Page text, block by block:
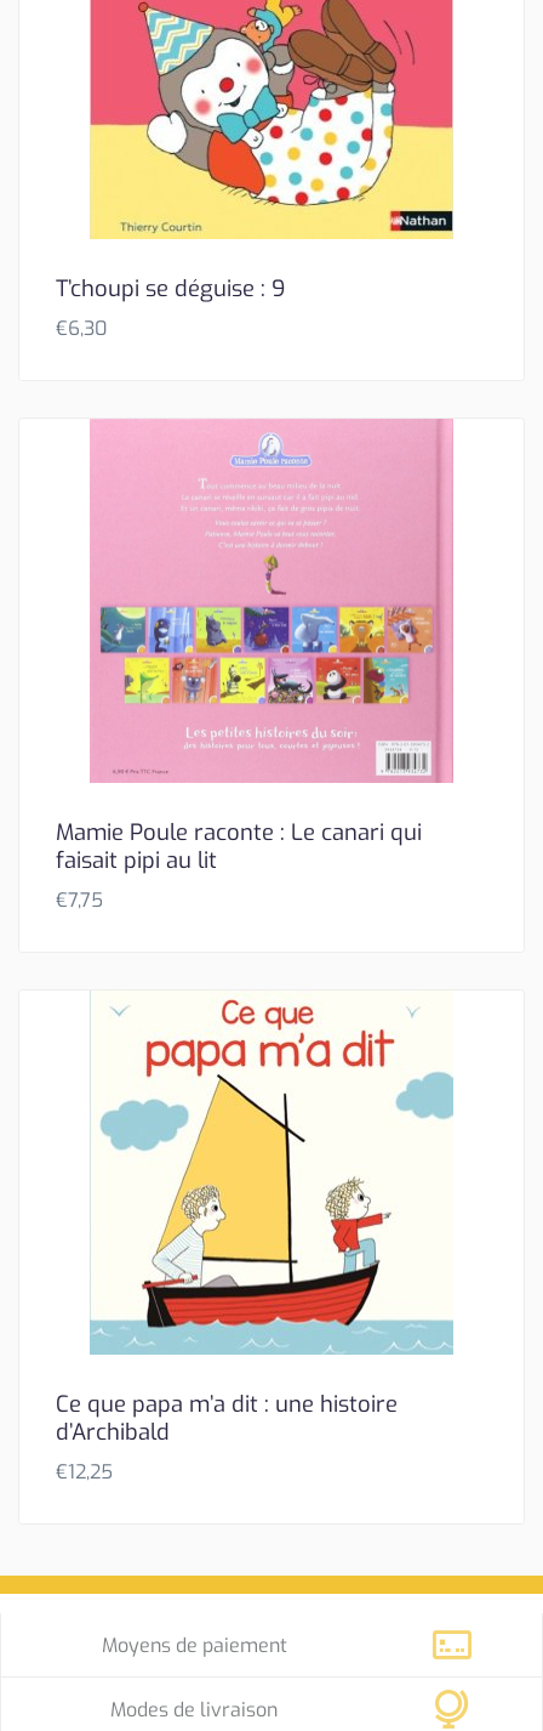
T’choupi se déguise : 9
€6,30
Mamie Poule raconte : Le canari qui
faisait pipi au lit
€7,75
Ce que papa m’a dit : une histoire
d’Archibald
€12,25
Moyens de paiement
Modes de livraison